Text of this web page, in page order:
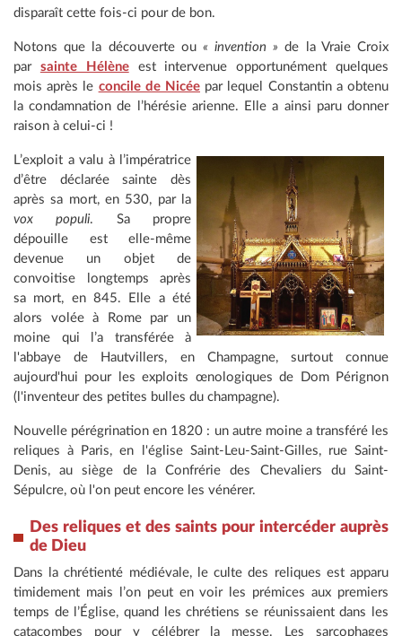
disparaît cette fois-ci pour de bon.
Notons que la découverte ou « invention » de la Vraie Croix
par sainte Hélèneest intervenue opportunément quelques
mois après le concile de Nicée par lequel Constantin a obtenu
la condamnation de l’hérésie arienne. Elle a ainsi paru donner
raison à celui-ci !
L’exploit a valu à l’impératrice
d’être déclarée sainte dès
après sa mort, en 530, par la
vox populi. Sa propre
dépouille est elle-même
devenue un objet de
convoitise longtemps après
sa mort, en 845. Elle a été
alors volée à Rome par un
moine qui l’a transférée à
l'abbaye de Hautvillers, en Champagne, surtout connue
aujourd'hui pour les exploits œnologiques de Dom Pérignon
(l'inventeur des petites bulles du champagne).
Nouvelle pérégrination en 1820 : un autre moine a transféré les
reliques à Paris, en l'église Saint-Leu-Saint-Gilles, rue Saint-
Denis, au siège de la Confrérie des Chevaliers du Saint-
Sépulcre, où l'on peut encore les vénérer.
Des reliques et des saints pour intercéder auprès
de Dieu
Dans la chrétienté médiévale, le culte des reliques est apparu
timidement mais l’on peut en voir les prémices aux premiers
temps de l’Église, quand les chrétiens se réunissaient dans les
catacombes pour y célébrer la messe. Les sarcophages